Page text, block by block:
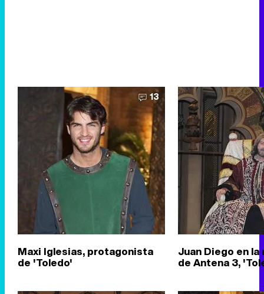
13
Maxi Iglesias, protagonista
de 'Toledo'
Juan Diego en la
de Antena 3,